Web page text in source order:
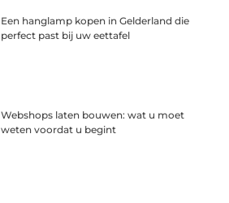
Een hanglamp kopen in Gelderland die
perfect past bij uw eettafel
Webshops laten bouwen: wat u moet
weten voordat u begint